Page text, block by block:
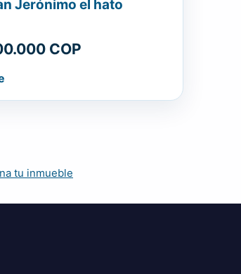
Jerónimo el hato
COP
tu inmueble